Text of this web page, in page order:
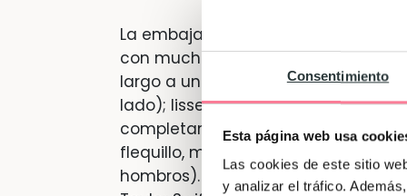
Consentimiento
Esta página web usa
Las cookies de este sitio
y analizar el tráfico.
La embajadora por excelencia de
con mucho estilo de este corte:
largo a un lado y mucho
lado); lisse (con un lado más largo
completamente liso y con puntas
flequillo, más largo de un lado que
hombros). Aunque también